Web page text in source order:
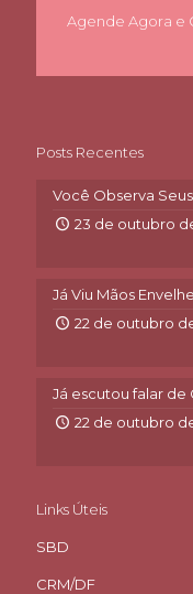
Agende Agora e
Posts Recentes
Você Observa Seus
23 de outubro
Já Viu Mãos
22 de outubro
Já escutou falar de
22 de outubro
Links Úteis
SBD
CRM/DF